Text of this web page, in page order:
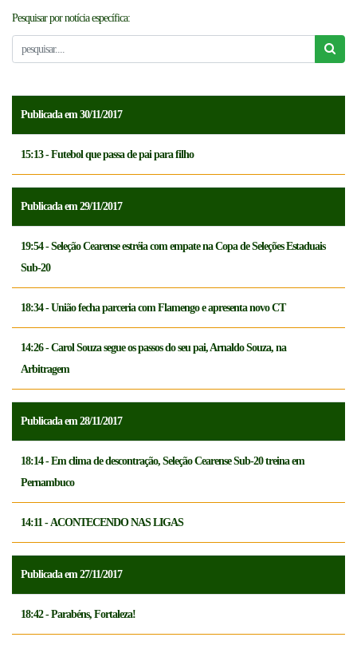
NOTICÍAS
CREDENCIAMENTO
Pesquisar por notícia específica:
Publicada em 30/11/2017
15:13 - Futebol que passa de pai para filho
Publicada em 29/11/2017
19:54 - Seleção Cearense estréia com empate na Copa de Seleções Estaduais
Sub-20
18:34 - União fecha parceria com Flamengo e apresenta novo CT
14:26 - Carol Souza segue os passos do seu pai, Arnaldo Souza, na
Arbitragem
Publicada em 28/11/2017
18:14 - Em clima de descontração, Seleção Cearense Sub-20 treina em
Pernambuco
14:11 - ACONTECENDO NAS LIGAS
Publicada em 27/11/2017
18:42 - Parabéns, Fortaleza!